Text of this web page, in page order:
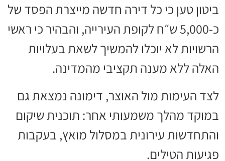
ביטון טען כי כל דירה חדשה מייצרת הפסד של
כ-5,000 ש״ח לקופת העירייה, והבהיר כי ראשי
הרשויות לא יוכלו להמשיך לשאת בעלויות
האלה ללא מענה תקציבי מהמדינה.
לצד העימות מול האוצר, דימונה נמצאת גם
במוקד מהלך משמעותי אחר: תוכנית שיקום
והתחדשות עירונית במסלול מואץ, בעקבות
פגיעות הטילים.